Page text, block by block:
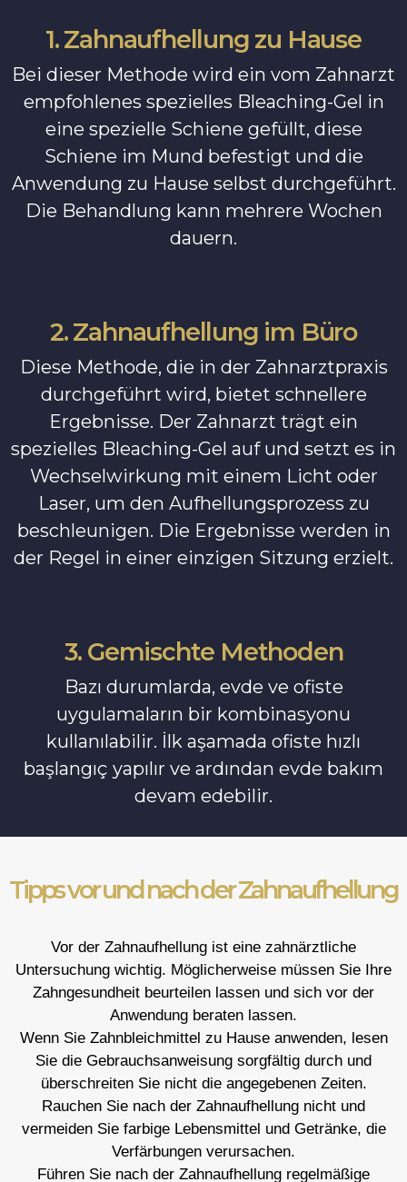
1. Zahnaufhellung zu Hause
Bei dieser Methode wird ein vom Zahnarzt
empfohlenes spezielles Bleaching-Gel in
eine spezielle Schiene gefüllt, diese
Schiene im Mund befestigt und die
Anwendung zu Hause selbst durchgeführt.
Die Behandlung kann mehrere Wochen
dauern.
2. Zahnaufhellung im Büro
Diese Methode, die in der Zahnarztpraxis
durchgeführt wird, bietet schnellere
Ergebnisse. Der Zahnarzt trägt ein
spezielles Bleaching-Gel auf und setzt es in
Wechselwirkung mit einem Licht oder
Laser, um den Aufhellungsprozess zu
beschleunigen. Die Ergebnisse werden in
der Regel in einer einzigen Sitzung erzielt.
3. Gemischte Methoden
Bazı durumlarda, evde ve ofiste
uygulamaların bir kombinasyonu
kullanılabilir. İlk aşamada ofiste hızlı
başlangıç yapılır ve ardından evde bakım
devam edebilir.
Tipps vor und nach der Zahnaufhellung
Vor der Zahnaufhellung ist eine zahnärztliche
Untersuchung wichtig. Möglicherweise müssen Sie Ihre
Zahngesundheit beurteilen lassen und sich vor der
Anwendung beraten lassen.
Wenn Sie Zahnbleichmittel zu Hause anwenden, lesen
Sie die Gebrauchsanweisung sorgfältig durch und
überschreiten Sie nicht die angegebenen Zeiten.
Rauchen Sie nach der Zahnaufhellung nicht und
vermeiden Sie farbige Lebensmittel und Getränke, die
Verfärbungen verursachen.
Führen Sie nach der Zahnaufhellung regelmäßige